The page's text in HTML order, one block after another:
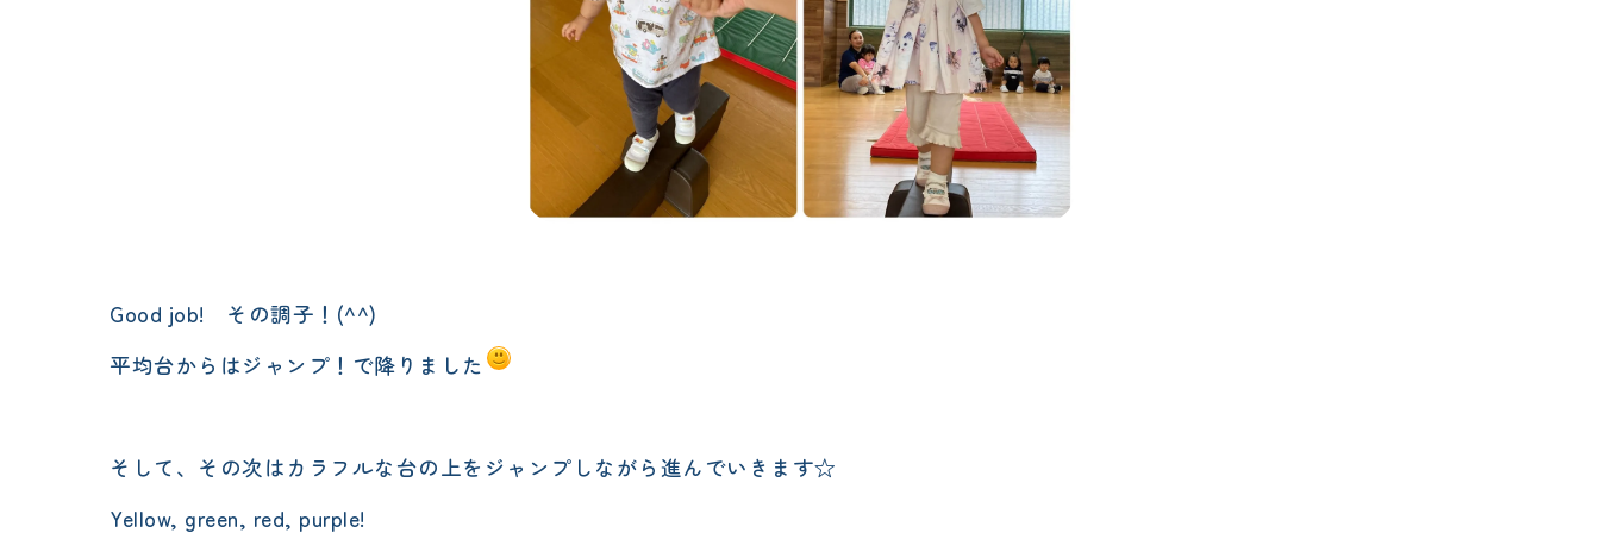
Good job! その調子！(^^)
平均台からはジャンプ！で降りました
そして、その次はカラフルな台の上をジャンプしながら進んでいきます☆
Yellow, green, red, purple!